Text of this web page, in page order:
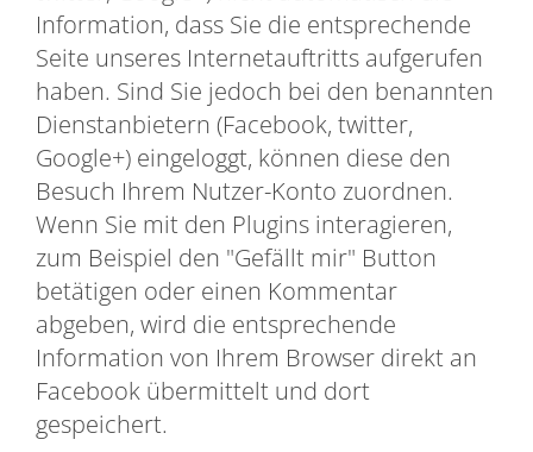
Information, dass Sie die entsprechende
Seite unseres Internetauftritts aufgerufen
haben. Sind Sie jedoch bei den benannten
Dienstanbietern (Facebook, twitter,
Google+) eingeloggt, können diese den
Besuch Ihrem Nutzer-Konto zuordnen.
Wenn Sie mit den Plugins interagieren,
zum Beispiel den "Gefällt mir" Button
betätigen oder einen Kommentar
abgeben, wird die entsprechende
Information von Ihrem Browser direkt an
Facebook übermittelt und dort
gespeichert.